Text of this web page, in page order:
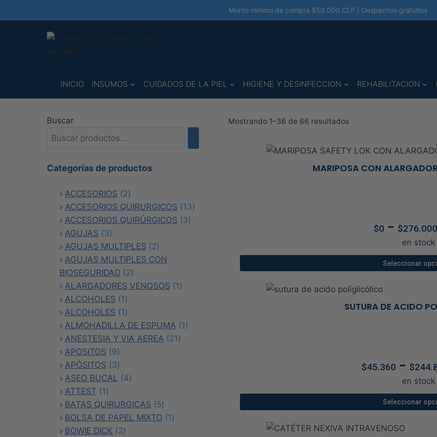
al
Monto mínimo de compra $50.000 CLP | Despachos gratuitos
INICIO INSUMOS CUIDADOS DE LA PIEL HIGIENE Y DESINFECCION REHABILITACION
Mostrando 1–36 de 66 resultadosOrdenado
precio:
alto
MARIPOSA CON
$0 - $276.000
en stock
Seleccionar
tiene
se
en
SUTURA DE ACIDO
$45.360 - $
en stock
Seleccionar
Buscar
Categorías de productos
ACCESORIOS 22
productos
ACCESORIOS QUIRURGICOS 1313
ACCESORIOS QUIRÚRGICOS 33
AGUJAS 33
productos
AGUJAS MULTIPLES 22
productos
AGUJAS MULTIPLES CON
BIOSEGURIDAD
22
productos
ALARGADORES VENOSOS 11
ALCOHOLES 11
producto
ALCOHOLES 11
producto
ALMOHADILLA DE ESPUMA 11
ANESTESIA Y VIA AEREA 2121
APOSITOS 99
productos
APÓSITOS 33
productos
ASEO BUCAL 44
ATTEST 11
producto
BATAS QUIRURGICAS 55
productos
BOLSA DE PAPEL MIXTO 11
BOWIE DICK 22